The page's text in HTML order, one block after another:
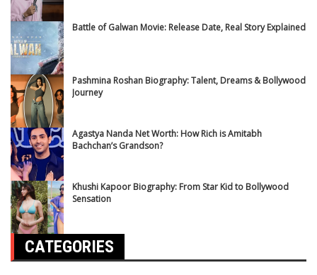
Battle of Galwan Movie: Release Date, Real Story Explained
Pashmina Roshan Biography: Talent, Dreams & Bollywood
Journey
Agastya Nanda Net Worth: How Rich is Amitabh
Bachchan’s Grandson?
Khushi Kapoor Biography: From Star Kid to Bollywood
Sensation
CATEGORIES